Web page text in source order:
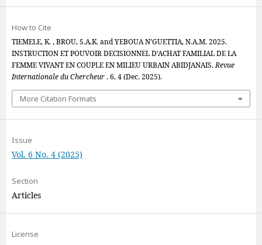
How to Cite
TIEMELE, K. , BROU, S.A.K. and YEBOUA N’GUETTIA, N.A.M. 2025.
INSTRUCTION ET POUVOIR DECISIONNEL D’ACHAT FAMILIAL DE LA
FEMME VIVANT EN COUPLE EN MILIEU URBAIN ABIDJANAIS.Revue
Internationale du Chercheur. 6, 4 (Dec. 2025).
More Citation Formats
Issue
Vol. 6 No. 4 (2025)
Section
Articles
License